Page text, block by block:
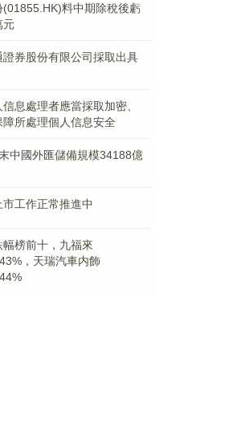
(01855.HK)料中期除稅後虧
元
券股份有限公司採取出具
息處理者應當採取加密、
所處理個人信息安全
中國外匯儲備規模34188億
工作正常推進中
幅榜前十，九福來
，天瑞汽車内飾